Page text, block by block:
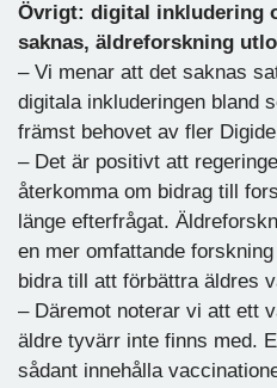
Övrigt: digital inkludering
saknas, äldreforskning
– Vi menar att det saknas
digitala inkluderingen bland
främst behovet av fler
– Det är positivt att
återkomma om bidrag till
länge efterfrågat.
en mer omfattande
bidra till att förbättra äldres
– Däremot noterar vi att ett
äldre tyvärr inte finns med.
sådant innehålla